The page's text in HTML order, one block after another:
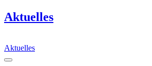
Aktuelles
Aktuelles